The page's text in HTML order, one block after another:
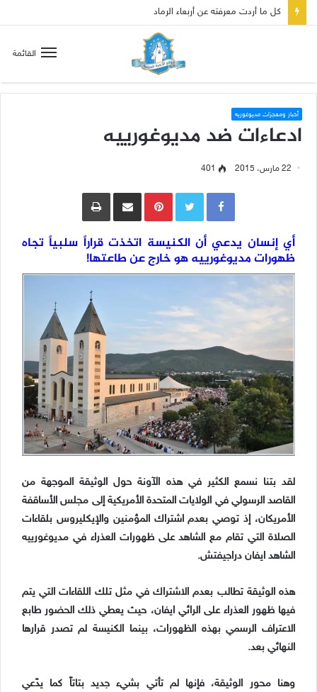
صلاة إلى مريم سلطانة السلام لتهدئة الغضب الإلهي
القائمة
أخبار ومعجزات مديوغوريه
ادعاءات ضد مديوغورييه
22 مارس، 2015 401
Pinterestمشاركة عبر البريد طباعة
أي إنسان يدعي أن الكنيسة اتخذت قراراً سلبياً تجاه
ظهورات مديوغورييه هو خارج عن طاعتها!
لقد بتنا نسمع الكثير في هذه الآونة حول الوثيقة الموجهة من
القاصد الرسولي في الولايات المتحدة الأمريكية إلى مجلس الأساقفة
الأمريكان، إذ توصي بعدم اشتراك المؤمنين والإيكليروس بلقاءات
الصلاة التي تقام مع الشاهد على ظهورات العذراء في مديوغورييه
الشاهد ايفان دراجيفتش.
هذه الوثيقة تطالب بعدم الاشتراك في مثل تلك اللقاءات التي يتم
فيها ظهور العذراء على الرائي ايفان، حيث يعطي ذلك الحضور طابع
الاعتراف الرسمي بهذه الظهورات، بينما الكنيسة لم تصدر قرارها
النهائي بعد.
وهنا محور الوثيقة، فإنها لم تأتي بشيء جديد بتاتاً كما يدّعي